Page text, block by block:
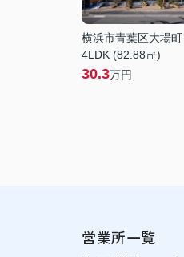
横浜市青葉区大場町
4LDK (82.88㎡)
30.3万円
営業所一覧